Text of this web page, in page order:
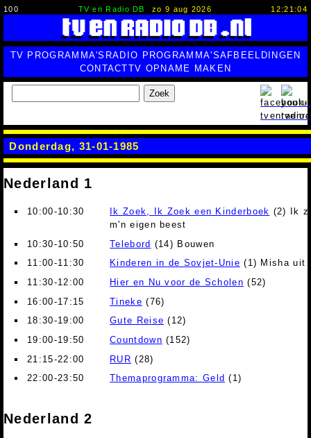
100 TV en Radio DB zo 9 aug 2026 12:21:05
TV PROGRAMMA'S RADIO PROGRAMMA'SAFBEELDINGEN
CONTACTTV OPNAME MAKEN
Zoek
Donderdag, 31-01-1985
Nederland 1
10:00-10:30 Ik Zoek, Ik Zoek een Kinderboek (2) Ik
m'n eigen beest
10:30-10:50
Telebord (14) Bouwen
11:00-11:30
Kinderen in de Sovjet-Unie (1) Misha uit
11:30-12:00
Hier en Nu voor de Scholen (52)
16:00-17:15
Tineke (76)
18:30-19:00
Gute Reise (12)
19:00-19:50
Countdown (152)
21:15-22:00
RUR (28)
22:00-23:50
Themaprogramma: Geld (1)
Nederland 2